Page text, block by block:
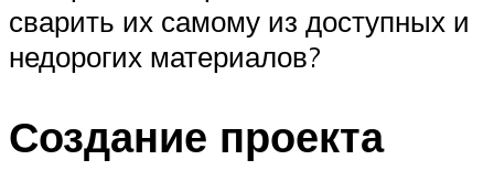
сварить их самому из доступных и
недорогих материалов?
Создание проекта